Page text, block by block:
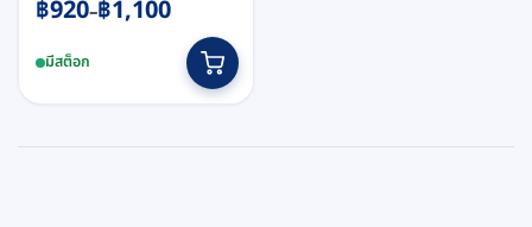
฿920–฿1,100
฿920
มีสต็อก
product
has
variants.